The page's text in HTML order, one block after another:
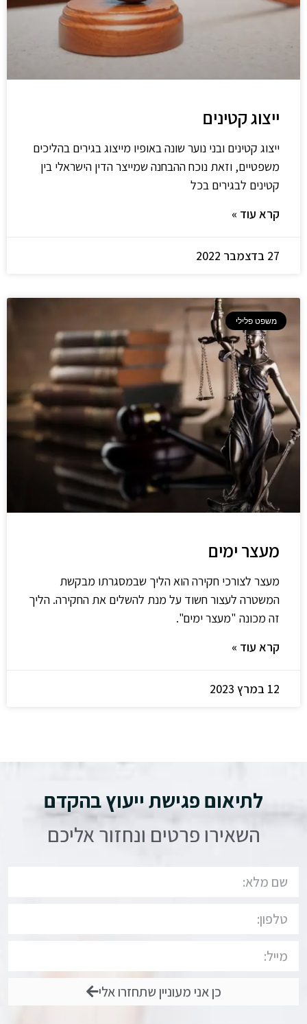
ייצוג קטינים
ייצוג קטינים ובני נוער שונה באופיו מייצוג בגירים בהליכים
משפטיים, וזאת נוכח ההבחנה שמייצר הדין הישראלי בין
קטינים לבגירים בכל
קרא עוד »
27 בדצמבר 2022
משפט פלילי
מעצר ימים
מעצר לצורכי חקירה הוא הליך שבמסגרתו מבקשת
המשטרה לעצור חשוד על מנת להשלים את החקירה. הליך
זה מכונה "מעצר ימים".
קרא עוד »
12 במרץ 2023
לתיאום פגישת ייעוץ בהקדם
השאירו פרטים ונחזור אליכם
כן אני מעוניין שתחזרו אלי